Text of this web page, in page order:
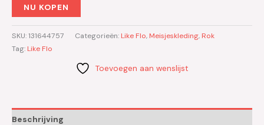
NU KOPEN
SKU:131644757 Categorieën: Like Flo, Meisjeskleding, Rok
Tag: Like Flo
Toevoegen aan wenslijst
Beschrijving